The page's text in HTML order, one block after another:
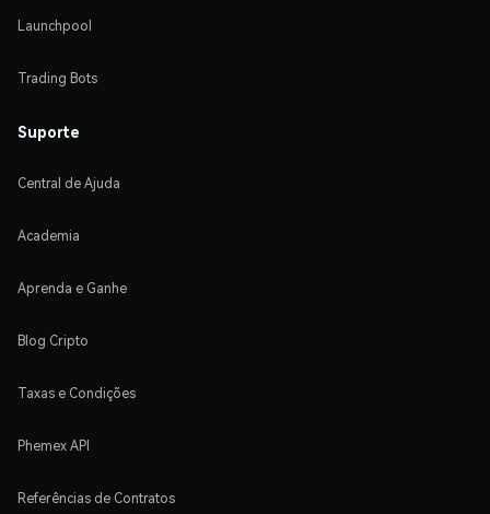
Launchpool
Trading Bots
Suporte
Central de Ajuda
Academia
Aprenda e Ganhe
Blog Cripto
Taxas e Condições
Phemex API
Referências de Contratos